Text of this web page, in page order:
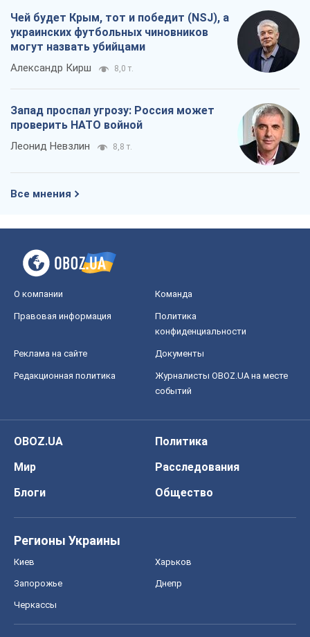
Чей будет Крым, тот и победит (NSJ), а
украинских футбольных чиновников
могут назвать убийцами
Александр Кирш 8,0 т.
Запад проспал угрозу: Россия может
проверить НАТО войной
Леонид Невзлин 8,8 т.
Все мнения
О компании Команда
Правовая информация
Политика
конфиденциальности
Реклама на сайте Документы
Редакционная политика
Журналисты OBOZ.UA на месте
событий
OBOZ.UA
Политика
Мир
Расследования
Блоги
Общество
Регионы Украины
Киев Харьков
Запорожье Днепр
Черкассы